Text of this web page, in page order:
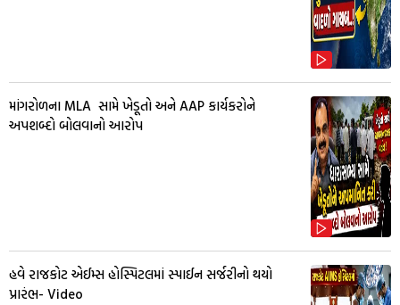
માંગરોળના MLA સામે ખેડૂતો અને AAP કાર્યકરોને
અપશબ્દો બોલવાનો આરોપ
હવે રાજકોટ એઈમ્સ હોસ્પિટલમાં સ્પાઈન સર્જરીનો થયો
પ્રારંભ- Video